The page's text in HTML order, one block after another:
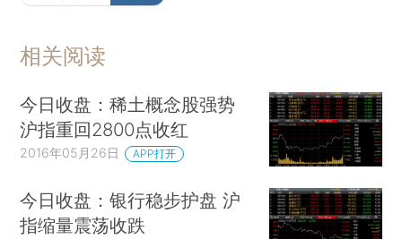
相关阅读
今日收盘：稀土概念股强势
沪指重回2800点收红
2016年05月26日 APP打开
今日收盘：银行稳步护盘 沪
指缩量震荡收跌